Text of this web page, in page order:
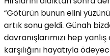
“Götürün bunun elini
artık sonu geldi. Günah
davranışlarımızı hep
karşılığını hayatıyla